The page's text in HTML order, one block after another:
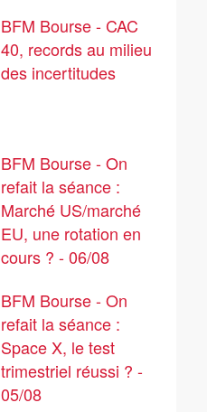
BFM Bourse - CAC
40, records au milieu
des incertitudes
BFM Bourse - On
refait la séance :
Marché US/marché
EU, une rotation en
cours ? - 06/08
BFM Bourse - On
refait la séance :
Space X, le test
trimestriel réussi ? -
05/08